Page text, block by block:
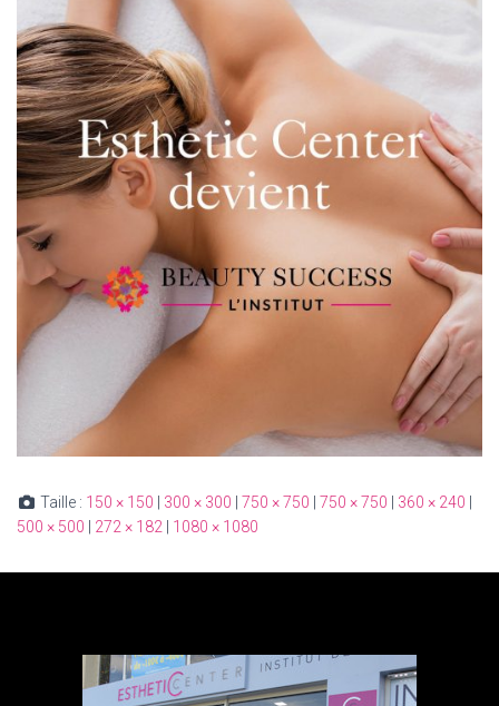
Taille : 150 × 150 300 × 300 750 × 750 750 × 750 360 × 240
500 × 500
272 × 182 1080 × 1080